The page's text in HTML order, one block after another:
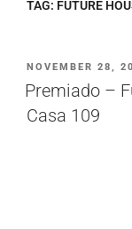
TAG: FUTURE
PUBLICADO
EM
NOVEMBER 28,
Premiado –
Casa 109